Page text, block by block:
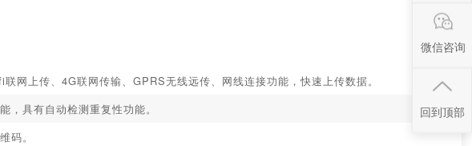
网上传、4G联网传输、GPRS无线远传、网线连接功能，快速上传数据。
，具有自动检测重复性功能。
码。
微信咨询
回到顶部